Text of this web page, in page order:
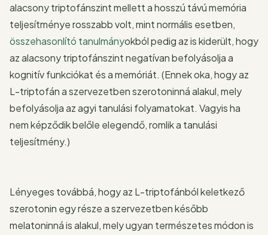
alacsony triptofánszint mellett a hosszú távú memória
teljesítménye rosszabb volt, mint normális esetben,
összehasonlító tanulmányokból pedig az is kiderült, hogy
az alacsony triptofánszint negatívan befolyásolja a
kognitív funkciókat és a memóriát. (Ennek oka, hogy az
L-triptofán a szervezetben szerotoninná alakul, mely
befolyásolja az agyi tanulási folyamatokat. Vagyis ha
nem képződik belőle elegendő, romlik a tanulási
teljesítmény.)
Lényeges továbbá, hogy az L-triptofánból keletkező
szerotonin egy része a szervezetben később
melatoninná is alakul, mely ugyan természetes módon is